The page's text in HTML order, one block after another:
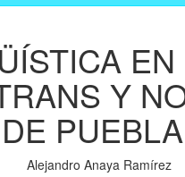
Y
Alejandro Anaya Ramírez